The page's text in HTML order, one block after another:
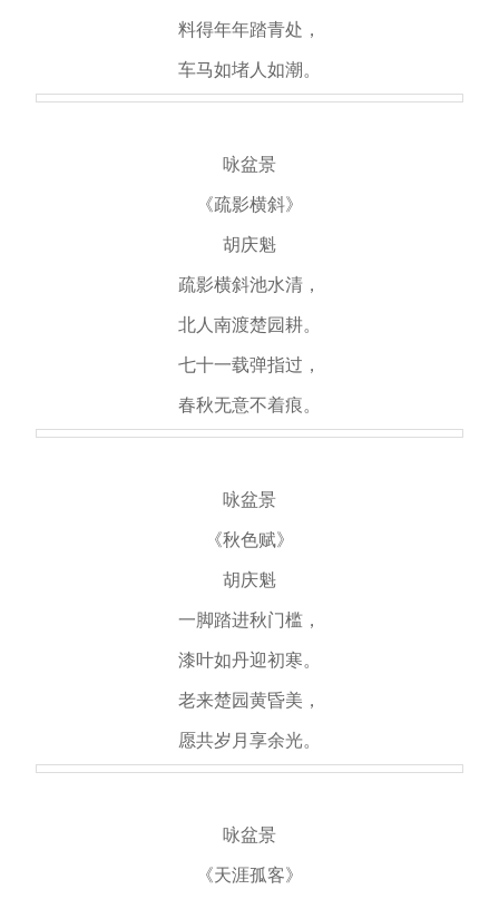
料得年年踏青处，
车马如堵人如潮。
咏盆景
《疏影横斜》
胡庆魁
疏影横斜池水清，
北人南渡楚园耕。
七十一载弹指过，
春秋无意不着痕。
咏盆景
《秋色赋》
胡庆魁
一脚踏进秋门槛，
漆叶如丹迎初寒。
老来楚园黄昏美，
愿共岁月享余光。
咏盆景
《天涯孤客》